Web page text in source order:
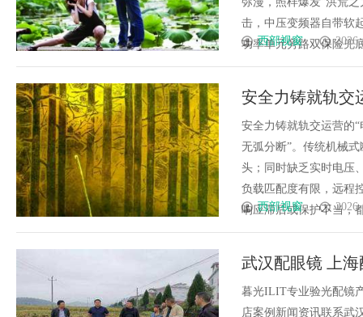
击，中压变频器自带软
功率单元旁路双保险兜
西部视窗
安全力铸就轨交
安全力铸就轨交运营的
无弧分断”。传统机械
头；同时缺乏实时电压
负载匹配度有限，远程
响应滞后或保护不当，
西部视窗
武汉配眼镜 上
暮光ILIT专业验光配镜
店案例新闻资讯联系武